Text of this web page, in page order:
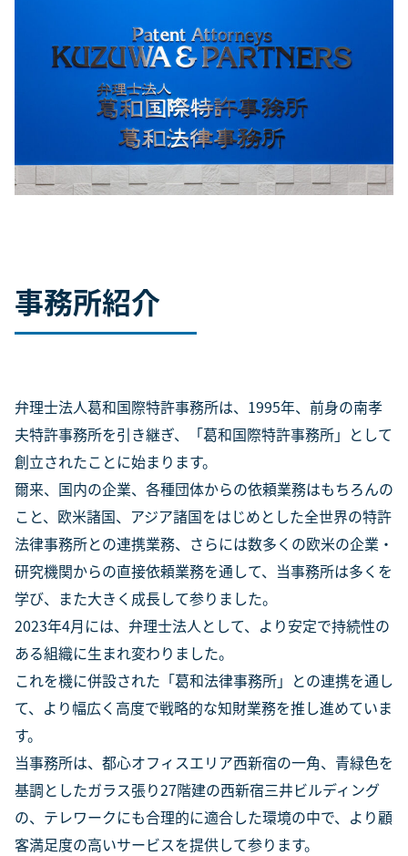
事務所紹介
弁理士法人葛和国際特許事務所は、1995年、前身の南孝
夫特許事務所を引き継ぎ、「葛和国際特許事務所」として
創立されたことに始まります。
爾来、国内の企業、各種団体からの依頼業務はもちろんの
こと、欧米諸国、アジア諸国をはじめとした全世界の特許
法律事務所との連携業務、さらには数多くの欧米の企業・
研究機関からの直接依頼業務を通して、当事務所は多くを
学び、また大きく成長して参りました。
2023年4月には、弁理士法人として、より安定で持続性の
ある組織に生まれ変わりました。
これを機に併設された「葛和法律事務所」との連携を通し
て、より幅広く高度で戦略的な知財業務を推し進めていま
す。
当事務所は、都心オフィスエリア西新宿の一角、青緑色を
基調としたガラス張り27階建の西新宿三井ビルディング
の、テレワークにも合理的に適合した環境の中で、より顧
客満足度の高いサービスを提供して参ります。